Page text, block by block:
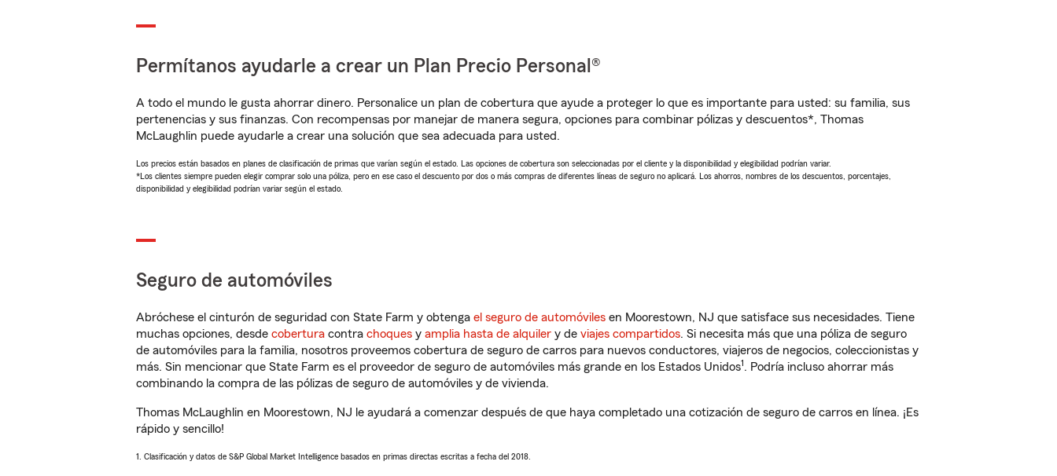
Permítanos ayudarle a crear un Plan Precio Personal®
A todo el mundo le gusta ahorrar dinero. Personalice un plan de cobertura que ayude a proteger lo que es importante para usted: su familia, sus
pertenencias y sus finanzas. Con recompensas por manejar de manera segura, opciones para combinar pólizas y descuentos*, Thomas
McLaughlin puede ayudarle a crear una solución que sea adecuada para usted.
Los precios están basados en planes de clasificación de primas que varían según el estado. Las opciones de cobertura son seleccionadas por el cliente y la disponibilidad y elegibilidad podrían variar.
*Los clientes siempre pueden elegir comprar solo una póliza, pero en ese caso el descuento por dos o más compras de diferentes líneas de seguro no aplicará. Los ahorros, nombres de los descuentos, porcentajes,
disponibilidad y elegibilidad podrían variar según el estado.
Seguro de automóviles
Abróchese el cinturón de seguridad con State Farm y obtenga el seguro de automóviles en Moorestown, NJ que satisface sus necesidades. Tiene
muchas opciones, desde cobertura contra choques y amplia hasta de alquiler y de viajes compartidos. Si necesita más que una póliza de seguro
de automóviles para la familia, nosotros proveemos cobertura de seguro de carros para nuevos conductores, viajeros de negocios, coleccionistas y
más. Sin mencionar que State Farm es el proveedor de seguro de automóviles más grande en los Estados Unidos1. Podría incluso ahorrar más
combinando la compra de las pólizas de seguro de automóviles y de vivienda.
Thomas McLaughlin en Moorestown, NJ le ayudará a comenzar después de que haya completado una cotización de seguro de carros en línea. ¡Es
rápido y sencillo!
1. Clasificación y datos de S&P Global Market Intelligence basados en primas directas escritas a fecha del 2018.